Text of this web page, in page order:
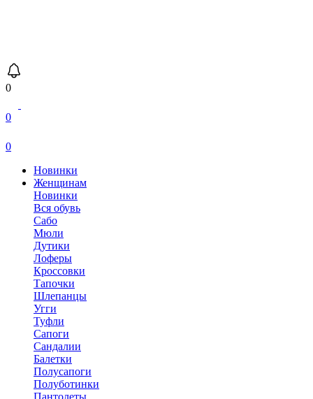
0
0
0
Новинки
Женщинам
Новинки
Вся обувь
Сабо
Мюли
Дутики
Лоферы
Кроссовки
Тапочки
Шлепанцы
Угги
Туфли
Сапоги
Сандалии
Балетки
Полусапоги
Полуботинки
Пантолеты